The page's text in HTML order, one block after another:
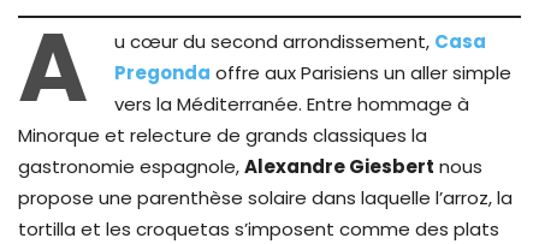
A u cœur du second arrondissement, Casa
Pregonda offre aux Parisiens un aller simple
vers la Méditerranée. Entre hommage à
Minorque et relecture de grands classiques la
gastronomie espagnole,Alexandre Giesbert nous
propose une parenthèse solaire dans laquelle l’arroz, la
tortilla et les croquetas s’imposent comme des plats